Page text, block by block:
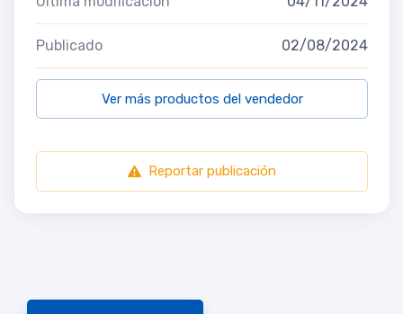
Publicado 02/08/2024
Ver más productos del vendedor
Reportar publicación